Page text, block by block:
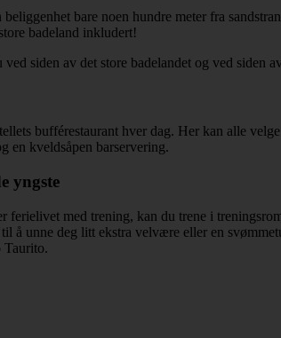
bare noen hundre meter fra
badeland inkludert!
siden av det store badelandet og ved siden
bufférestaurant hver dag. Her kan alle
en kveldsåpen barservering.
yngste
ferielivet med trening, kan du trene i
å unne deg litt ekstra velvære eller en
Taurito.